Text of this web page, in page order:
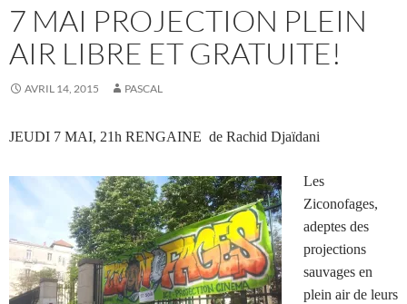
7 MAI PROJECTION PLEIN
AIR LIBRE ET GRATUITE!
AVRIL 14, 2015 PASCAL
JEUDI 7 MAI, 21h RENGAINE de Rachid Djaïdani
Les
Ziconofages,
adeptes des
projections
sauvages en
plein air de leurs